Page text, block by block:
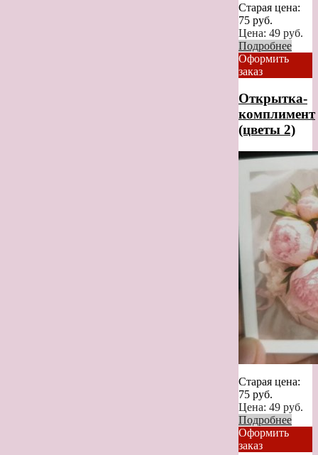
Старая цена:
75 руб.
Цена: 49 руб.
Подробнее
Оформить
заказ
Открытка-
комплимент
(цветы 2)
Старая цена:
75 руб.
Цена: 49 руб.
Подробнее
Оформить
заказ